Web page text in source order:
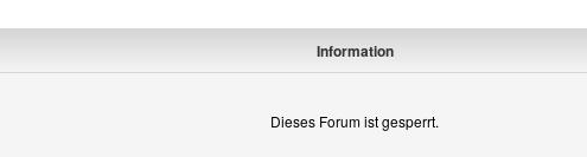
Information
Dieses Forum ist gesperrt.